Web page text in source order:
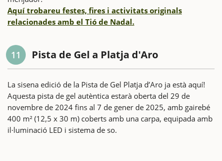
Aquí trobareu festes, fires i activitats originals
relacionades amb el Tió de Nadal.
11 Pista de Gel a Platja d'Aro
La sisena edició de la Pista de Gel Platja d’Aro ja està aquí!
Aquesta pista de gel autèntica estarà oberta del 29 de
novembre de 2024 fins al 7 de gener de 2025, amb gairebé
400 m² (12,5 x 30 m) coberts amb una carpa, equipada amb
il·luminació LED i sistema de so.